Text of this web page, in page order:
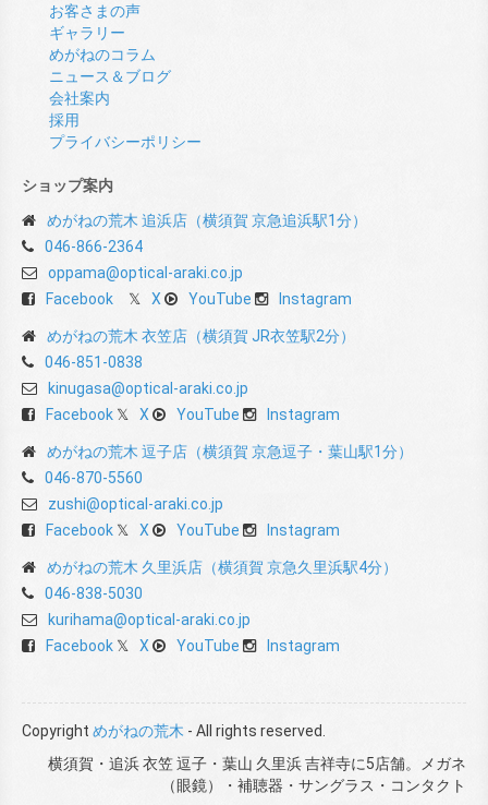
お客さまの声
ギャラリー
めがねのコラム
ニュース＆ブログ
会社案内
採用
プライバシーポリシー
ショップ案内
めがねの荒木 追浜店（横須賀 京急追浜駅1分）
046-866-2364
oppama@optical-araki.co.jp
Facebook
X YouTube Instagram
めがねの荒木 衣笠店（横須賀 JR衣笠駅2分）
046-851-0838
kinugasa@optical-araki.co.jp
Facebook
X YouTube Instagram
めがねの荒木 逗子店（横須賀 京急逗子・葉山駅1分）
046-870-5560
zushi@optical-araki.co.jp
Facebook
X YouTube Instagram
めがねの荒木 久里浜店（横須賀 京急久里浜駅4分）
046-838-5030
kurihama@optical-araki.co.jp
Facebook
X YouTube Instagram
Copyright めがねの荒木 - All rights reserved.
横須賀・追浜 衣笠 逗子・葉山 久里浜 吉祥寺に5店舗。メガネ
（眼鏡）・補聴器・サングラス・コンタクト